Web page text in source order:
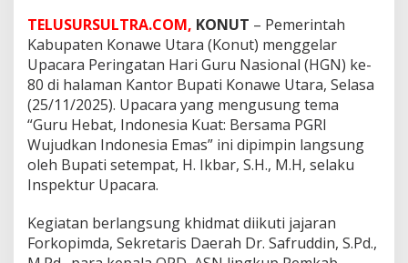
TELUSURSULTRA.COM, KONUT – Pemerintah
Kabupaten Konawe Utara (Konut) menggelar
Upacara Peringatan Hari Guru Nasional (HGN) ke-
80 di halaman Kantor Bupati Konawe Utara, Selasa
(25/11/2025). Upacara yang mengusung tema
“Guru Hebat, Indonesia Kuat: Bersama PGRI
Wujudkan Indonesia Emas” ini dipimpin langsung
oleh Bupati setempat, H. Ikbar, S.H., M.H, selaku
Inspektur Upacara.
Kegiatan berlangsung khidmat diikuti jajaran
Forkopimda, Sekretaris Daerah Dr. Safruddin, S.Pd.,